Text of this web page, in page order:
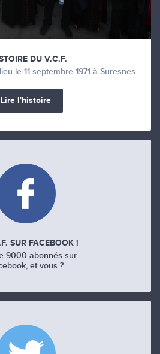
DU V.C.F.
le 11 septembre 1971 à Suresnes...
Lire l'histoire
SUR FACEBOOK !
9000 abonnés sur
et vous ?